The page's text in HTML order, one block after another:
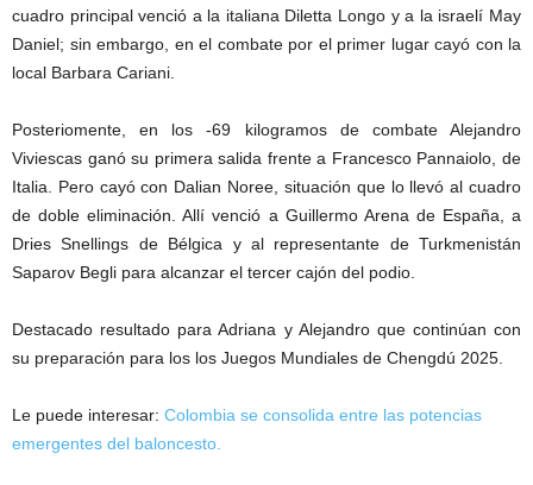
cuadro principal venció a la italiana Diletta Longo y a la israelí May
Daniel; sin embargo, en el combate por el primer lugar cayó con la
local Barbara Cariani.
Posteriomente, en los -69 kilogramos de combate Alejandro
Viviescas ganó su primera salida frente a Francesco Pannaiolo, de
Italia. Pero cayó con Dalian Noree, situación que lo llevó al cuadro
de doble eliminación. Allí venció a Guillermo Arena de España, a
Dries Snellings de Bélgica y al representante de Turkmenistán
Saparov Begli para alcanzar el tercer cajón del podio.
Destacado resultado para Adriana y Alejandro que continúan con
su preparación para los los Juegos Mundiales de Chengdú 2025.
Le puede interesar: Colombia se consolida entre las potencias
emergentes del baloncesto.